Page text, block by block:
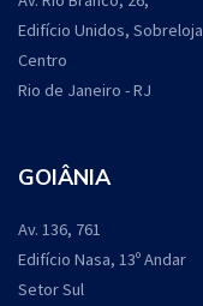
Edifício Unidos, Sobreloja
Centro
Rio de Janeiro - RJ
GOIÂNIA
Av. 136, 761
Edifício Nasa, 13º Andar
Setor Sul